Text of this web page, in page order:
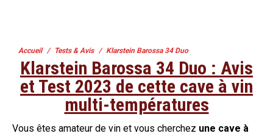
Vous êtes ici :
Accueil Tests & Avis Klarstein Barossa 34 Duo
Klarstein Barossa 34 Duo : Avis
et Test 2023 de cette cave à vin
multi-températures
Vous êtes amateur de vin et vous cherchez une cave à